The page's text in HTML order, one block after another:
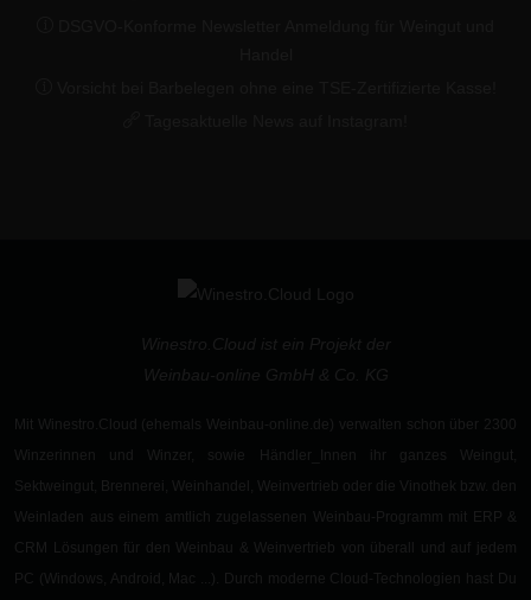
Winestro.Cloud ist ein Projekt der
Weinbau-online GmbH & Co. KG
Mit Winestro.Cloud (ehemals Weinbau-online.de) verwalten schon
über 2300
Winzerinnen und Winzer
, sowie Händler_Innen
ihr ganzes Weingut,
Sektweingut
Brennerei Weinhandel, Weinvertrieb oder die Vinothek
bzw. den
Weinladen aus einem
amtlich zugelassenen Weinbau-Programm
mit ERP &
CRM Lösungen für den Weinbau & Weinvertrieb von überall und auf jedem
PC (Windows, Android, Mac ...). Durch moderne
Cloud-Technologien hast Du